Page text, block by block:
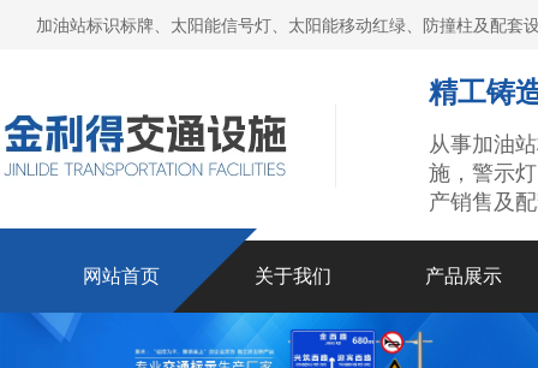
加油站标识标牌、太阳能信号灯、太阳能移动红绿、防撞柱及配
精工铸
从事加油
施，警示
产销售及
网站首页 关于我们 产品展示